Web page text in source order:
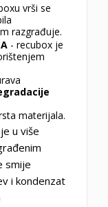
vrši se
razgrađuje.
- recubox je
materijala.
u više
smije
i kondenzat